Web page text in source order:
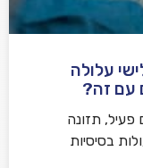
עלולה
עם זה?
פעיל, תזונה
בסיסיות